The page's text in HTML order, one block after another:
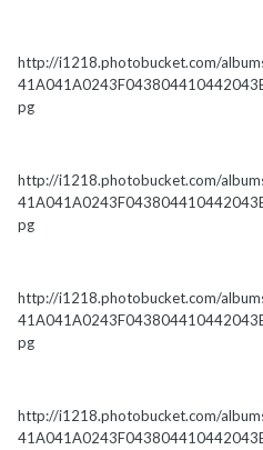
http://i1218.photobucket.com/
pg
http://i1218.photobucket.com/
pg
http://i1218.photobucket.com/
pg
http://i1218.photobucket.com/